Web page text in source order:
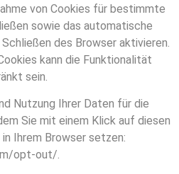
von Cookies für bestimmte
sowie das automatische
des Browser aktivieren.
kann die Funktionalität
sein.
Nutzung Ihrer Daten für die
Sie mit einem Klick auf diesen
Ihrem Browser setzen:
opt-out/.